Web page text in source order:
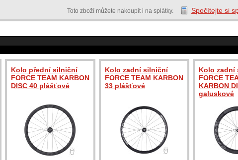
Toto zboží můžete nakoupit i na splátky. Spočítejte si
Kolo přední silniční
FORCE TEAM KARBON
DISC 40 plášťové
Kolo zadní silniční
FORCE TEAM KARBON
33 plášťové
Kolo zadní
FORCE
KARBON
galuskové